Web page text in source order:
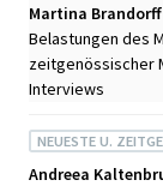
Martina Brandorff
Belastungen des
zeitgenössischer
Interviews
NEUESTE U.
Andreea